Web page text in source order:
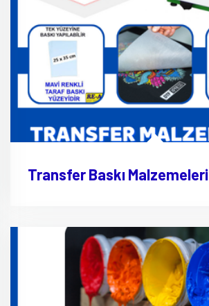
Transfer Baskı Malzemeleri